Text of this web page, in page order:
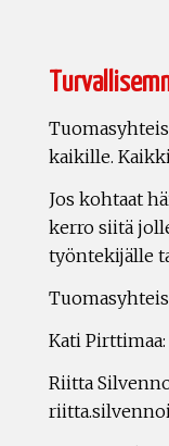
kaikille.
Jos kohtaat
kerro siitä
työntekijälle
Kati
Riitta